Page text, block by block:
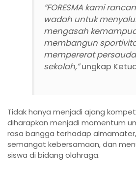
“FORESMA kami
wadah untuk
mengasah
membangun
mempererat
sekolah,”ungkap
Tidak hanya menjadi ajang
diharapkan menjadi momentum
rasa bangga terhadap
semangat kebersamaan, dan
siswa di bidang olahraga.